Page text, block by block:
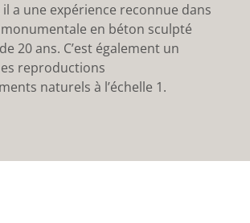
il a une expérience reconnue dans
en béton sculpté
20 ans. C’est également un
reproductions
naturels à l’échelle 1.